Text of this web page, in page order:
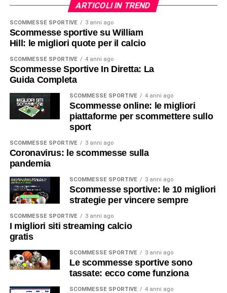
ARTICOLI IN TREND
SCOMMESSE SPORTIVE 3 anni ago
Scommesse sportive su William
Hill: le migliori quote per il calcio
SCOMMESSE SPORTIVE 4 anni ago
Scommesse Sportive In Diretta: La
Guida Completa
SCOMMESSE SPORTIVE 4 anni ago
Scommesse online: le migliori
piattaforme per scommettere sullo
sport
SCOMMESSE SPORTIVE 3 anni ago
Coronavirus: le scommesse sulla
pandemia
SCOMMESSE SPORTIVE 3 anni ago
Scommesse sportive: le 10 migliori
strategie per vincere sempre
SCOMMESSE SPORTIVE 3 anni ago
I migliori siti streaming calcio
gratis
SCOMMESSE SPORTIVE 3 anni ago
Le scommesse sportive sono
tassate: ecco come funziona
SCOMMESSE SPORTIVE 4 anni ago